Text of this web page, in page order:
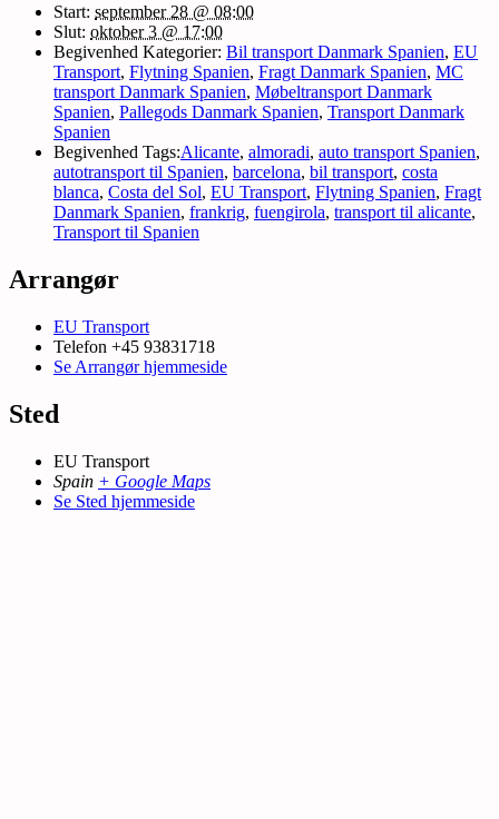
Start: september 28 @ 08:00
Slut: oktober 3 @ 17:00
Begivenhed Kategorier: Bil transport Danmark Spanien, EU
Transport, Flytning Spanien, Fragt Danmark Spanien, MC
transport Danmark Spanien, Møbeltransport Danmark
Spanien, Pallegods Danmark Spanien, Transport Danmark
Spanien
Begivenhed Tags:Alicante, almoradi, auto transport Spanien,
autotransport til Spanien, barcelona, bil transport, costa
blanca, Costa del Sol, EU Transport, Flytning Spanien, Fragt
Danmark Spanien, frankrig, fuengirola, transport til alicante,
Transport til Spanien
Arrangør
EU Transport
Telefon +45 93831718
Se Arrangør hjemmeside
Sted
EU Transport
Spain + Google Maps
Se Sted hjemmeside